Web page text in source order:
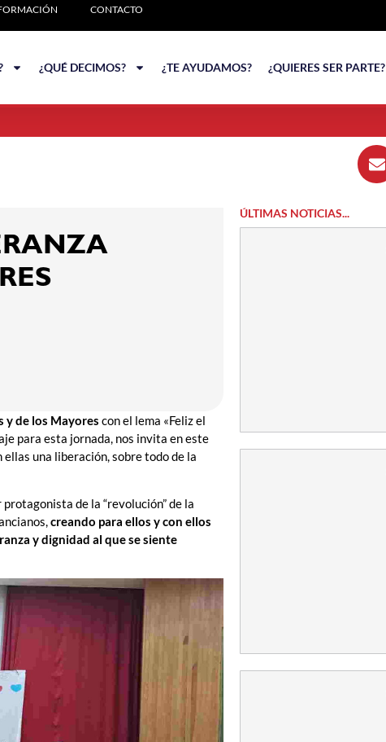
CONTACTO
¿QUÉ DECIMOS? ¿TE AYUDAMOS? ¿QUIERES SER PARTE?
y de los Mayores con el lema «Feliz el
para esta jornada, nos invita en este
una liberación, sobre todo de la
de la “revolución” de la
creando para ellos y con ellos
y dignidad al que se siente
ÚLTIMAS NOTICIAS...